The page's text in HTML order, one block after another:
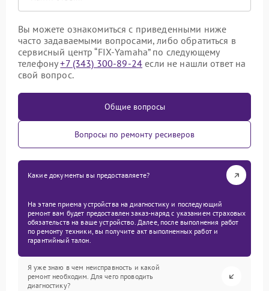
Вы можете ознакомиться с приведенными ниже
часто задаваемыми вопросами, либо обратиться в
сервисный центр “FIX-Yamaha” по следующему
телефону+7 (343) 300-89-24 если не нашли ответ на
свой вопрос.
Общие вопросы
Вопросы по ремонту ресиверов
Какие документы вы предоставляете?
На этапе приема устройства на диагностику и последующий
ремонт вам будет предоставлен заказ-наряд с указанием страховых
обязательств на ваше устройство. Далее, после выполнения работ
по ремонту техники, вы получите акт выполненных работ и
гарантийный талон.
Я уже знаю в чем неисправность и какой
ремонт необходим. Для чего проводить
диагностику?